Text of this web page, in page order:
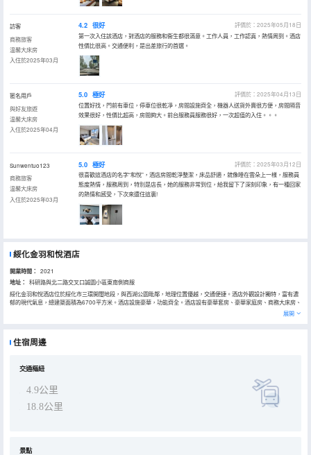
訪客
商務旅客
温馨大床房
入住於2025年03月
4.2 很好
評價於：2025年05月18日
第一次入住該酒店，對酒店的服務和衞生都很滿意。工作人員，工作認真，熱情周到。酒店
性價比很高。交通便利，是出差旅行的首選。
匿名用戶
與好友旅遊
温馨大床房
入住於2025年04月
5.0 極好
評價於：2025年04月13日
位置好找，門前有車位，停車位很乾凈，房間設施齊全，機器人送貨外賣很方便，房間隔音
效果很好，性價比超高，房間夠大。前台服務員服務很好，一次超值的入住。。。
Sunwentuo123
商務旅客
温馨大床房
入住於2025年03月
5.0 極好
評價於：2025年03月12日
很喜歡這酒店的名字“和悅”，酒店房間乾淨整潔，床品舒適，就像睡在雲朵上一樣，服務員
態度熱情，服務周到，特別是店長，她的服務非常到位，給我留下了深刻印象，有一種回家
的熱情和感受，下次來還住這裏!
綏化金羽和悅酒店
開業時間： 2021
地址：
科研路與北二路交叉口誠園小區東南側商服
綏化金羽和悅酒店位於綏化市三環開闊地段，與西湖公園毗鄰，地理位置優越，交通便捷。酒店外觀設計獨特，富有濃
郁的現代氣息，總建築面積為6700平方米。酒店設施豪華，功能齊全。酒店設有豪華套房、豪華家庭房、商務大床房、
商務標準間、商務家庭房等不同風格、檔次的房間。客房內設施高檔，裝修時尚、新潮，格調温馨怡人。所有房間均配
備液晶數字電視，免費“美夢成真”睡眠管家服務和高檔衞浴設備。人性化的空間規劃與設計，温馨舒適，帶給您家的感
展開
住宿周邊
交通樞紐
4.9公里
18.8公里
景點